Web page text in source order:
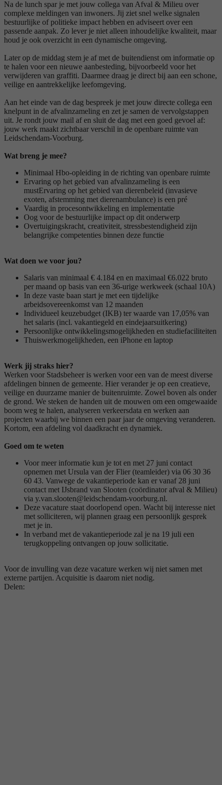
Na de lunch spar je met jouw collega van Afval & Milieu over
complexe meldingen van inwoners. Jij ziet snel welke signalen
bestuurlijke of politieke impact hebben en adviseert over een
passende aanpak. Zo lever je niet alleen inhoudelijke kwaliteit, maar
houd je ook overzicht in een dynamische omgeving.
Later op de middag stem je af met de buitendienst om informatie op
te halen voor een nieuwe aanbesteding, bijvoorbeeld voor het
verwijderen van graffiti. Daarmee draag je direct bij aan een schone,
veilige en aantrekkelijke leefomgeving.
Aan het einde van de dag bespreek je met jouw directe collega een
knelpunt in de afvalinzameling en zet je samen de vervolgstappen
uit. Je rondt jouw mail af en sluit de dag met een goed gevoel af:
jouw werk maakt zichtbaar verschil in de openbare ruimte van
Leidschendam-Voorburg.
Wat breng je mee?
Minimaal Hbo-opleiding in de richting van openbare ruimte
Ervaring op het gebied van afvalinzameling is een
mustErvaring op het gebied van dierenbeleid (invasieve
exoten, afstemming met dierenambulance) is een pré
Vaardig in procesontwikkeling en implementatie
Oog voor de bestuurlijke impact op dit onderwerp
Overtuigingskracht, creativiteit, stressbestendigheid zijn
belangrijke competenties binnen deze functie
Wat doen we voor jou?
Salaris van minimaal € 4.184 en en maximaal €6.022 bruto
per maand op basis van een 36-urige werkweek (schaal 10A)
In deze vaste baan start je met een tijdelijke
arbeidsovereenkomst van 12 maanden
Individueel keuzebudget (IKB) ter waarde van 17,05% van
het salaris (incl. vakantiegeld en eindejaarsuitkering)
Persoonlijke ontwikkelingsmogelijkheden en studiefaciliteiten
Thuiswerkmogelijkheden, een iPhone en laptop
Werk jij straks hier?
Werken voor Stadsbeheer is werken voor een van de meest diverse
afdelingen binnen de gemeente. Hier verander je op een creatieve,
veilige en duurzame manier de buitenruimte. Zowel boven als onder
de grond. We steken de handen uit de mouwen om een omgewaaide
boom weg te halen, analyseren verkeersdata en werken aan
projecten waarbij we binnen een paar jaar de omgeving veranderen.
Kortom, een afdeling vol daadkracht en dynamiek.
Goed om te weten
Voor meer informatie kun je tot en met 27 juni contact
opnemen met Ursula van der Flier (teamleider) via 06 30 36
60 43. Vanwege de vakantieperiode kan er vanaf 28 juni
contact met IJsbrand van Slooten (coördinator afval & Milieu)
via y.van.slooten@leidschendam-voorburg.nl.
Deze vacature staat doorlopend open. Wacht bij interesse niet
met solliciteren, wij plannen graag een persoonlijk gesprek
met je in.
In verband met de vakantieperiode zal je na 19 juli een
terugkoppeling ontvangen op jouw sollicitatie.
Voor de invulling van deze vacature werken wij niet samen met
externe partijen. Acquisitie is daarom niet nodig.
Delen: